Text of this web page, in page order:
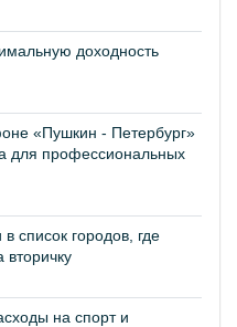
доходность
«Пушкин - Петербург»
для профессиональных
список городов, где
вторичку
на спорт и